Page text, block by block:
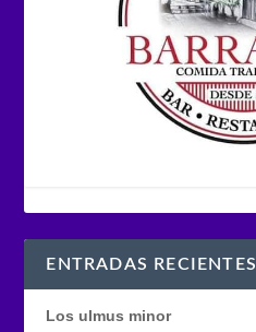
ENTRADAS RECIENTES
Los ulmus minor